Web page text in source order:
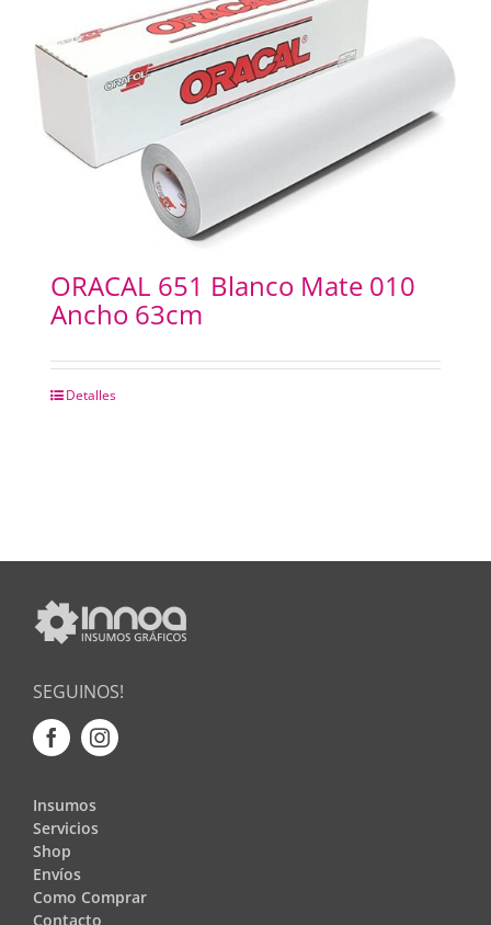
ORACAL 651 Blanco Mate 010
Ancho 63cm
Detalles
SEGUINOS!
Insumos
Servicios
Shop
Envíos
Como Comprar
Contacto